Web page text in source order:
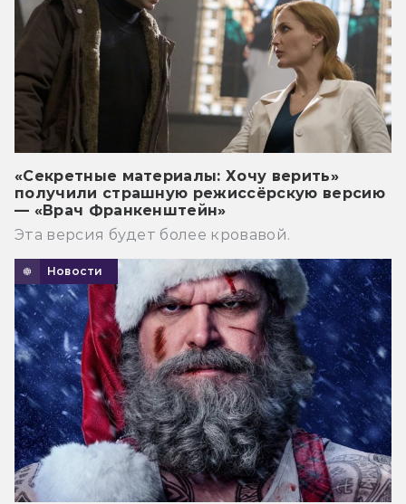
«Секретные материалы: Хочу верить»
получили страшную режиссёрскую версию
— «Врач Франкенштейн»
Эта версия будет более кровавой.
Новости